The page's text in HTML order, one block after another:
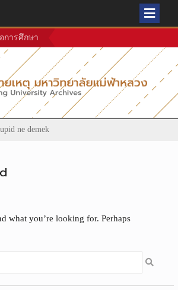
ารศึกษา
ne demek
what you’re looking for. Perhaps